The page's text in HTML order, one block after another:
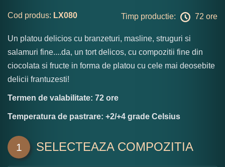
Cod produs: LX080 Timp productie: 72 ore
Un platou delicios cu branzeturi, masline, struguri si
salamuri fine....da, un tort delicos, cu compozitii fine din
ciocolata si fructe in forma de platou cu cele mai deosebite
delicii frantuzesti!
Termen de valabilitate: 72 ore
Temperatura de pastrare: +2/+4 grade Celsius
1 SELECTEAZA COMPOZITIA